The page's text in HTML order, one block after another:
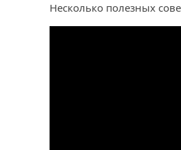
Несколько полезных